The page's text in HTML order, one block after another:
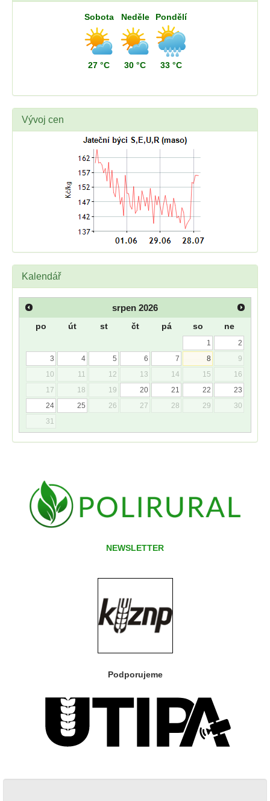
Sobota
27 °C
Neděle
30 °C
Pondělí
33 °C
Vývoj cen
Kalendář
srpen 2026
po út st čt pá so ne
1
2
3
4 5 6 7 8
9
10
11 12 13 14 15
16
17
18 19 20 21 22
23
24
25 26 27 28 29
30
31
NEWSLETTER
Podporujeme